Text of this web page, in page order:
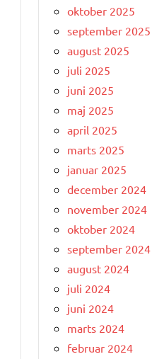
oktober 2025
september 2025
august 2025
juli 2025
juni 2025
maj 2025
april 2025
marts 2025
januar 2025
december 2024
november 2024
oktober 2024
september 2024
august 2024
juli 2024
juni 2024
marts 2024
februar 2024